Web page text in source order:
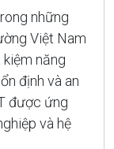
những
Việt Nam
năng
định và an
được ứng
và hệ